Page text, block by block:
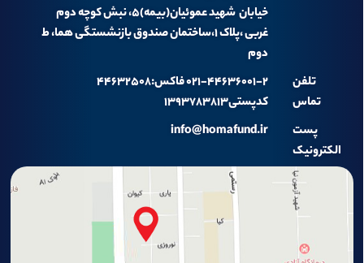
خیابان شهید عموئیان(بیمه)۵، نبش کوچه دوم
غربی ،پلاک ۱،ساختمان صندوق بازنشستگی هما، ط
دوم
تلفن
تماس
۰۲۱-۴۴۶۳۶۰۰۱-۲ فاکس:۴۴۶۳۲۵۰۸
کدپستی۱۳۹۳۷۸۳۸۱۳
پست
الکترونیک
info@homafund.ir